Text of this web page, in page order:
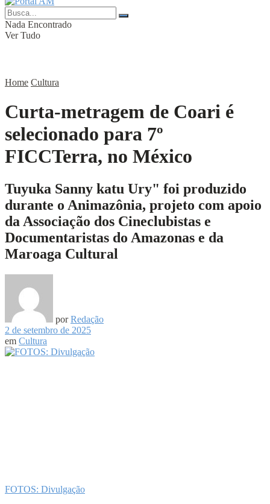
Nada Encontrado
Ver Tudo
Home Cultura
Curta-metragem de Coari é
selecionado para 7º
FICCTerra, no México
Tuyuka Sanny katu Ury" foi produzido
durante o Animazônia, projeto com apoio
da Associação dos Cineclubistas e
Documentaristas do Amazonas e da
Maroaga Cultural
por Redação
2 de setembro de 2025
em Cultura
FOTOS: Divulgação